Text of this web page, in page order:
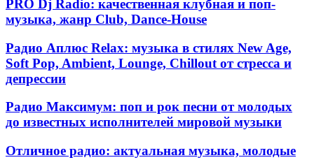
и
трип-
metall,
hard,
инструментал,
blues
и
grunge
Radio:
клубная
и
поп-
музыка,
жанр
Club,
Dance-
PRO Dj Radio: качественная клубная и поп-
музыка, жанр Club, Dance-House
Радио
Аплюс
Relax:
музыка
стилях
New
Soft
Радио Аплюс Relax: музыка в стилях New Age,
Soft Pop, Ambient, Lounge, Chillout от стресса и
депрессии
Радио
Максимум:
поп
рок
Радио Максимум: поп и рок песни от молодых
до известных исполнителей мировой музыки
Отличное
Отличное радио: актуальная музыка, молодые